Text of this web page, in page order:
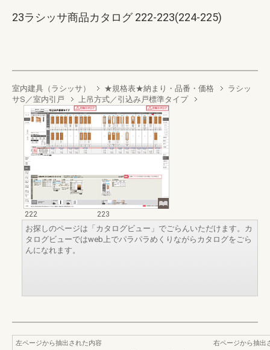
23ラシッサ商品カタログ 222-223(224-225)
室内建具（ラシッサ） ★規格表★納まり・品番・価格
ラシッ
サS／室内引戸
上吊方式／引込み戸標準タイプ
222
223
お探しのページは「カタログビュー」でごらんいただけます。カ
タログビューではweb上でパラパラめくりながらカタログをごら
んになれます。
左ページから抽出された内容
右ページから抽出